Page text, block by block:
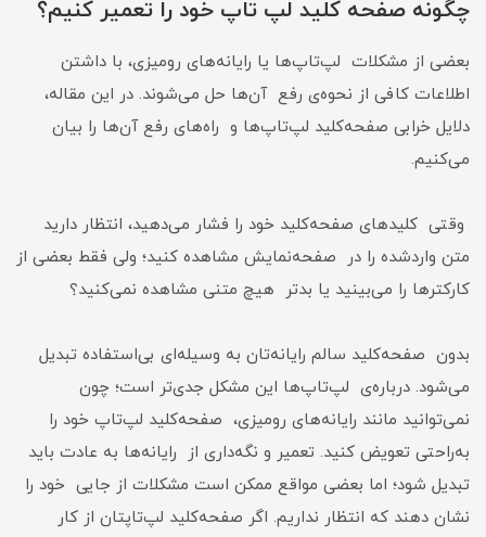
چگونه صفحه کلید لپ تاپ خود را تعمیر کنیم؟
بعضی از مشکلات لپ‌تاپ‌ها یا رایانه‌های رومیزی، با داشتن
اطلاعات کافی از نحوه‌ی رفع آن‌ها حل می‌شوند. در این مقاله،
دلایل خرابی صفحه‌کلید لپ‌تاپ‌‌ها و را‌ه‌های رفع آن‌ها را بیان
می‌کنیم.
وقتی کلید‌های صفحه‌کلید خود را فشار می‌دهید، انتظار دارید
متن واردشده را در صفحه‌نمایش مشاهده کنید؛ ولی فقط بعضی از
کارکتر‌ها را می‌بینید یا بدتر هیچ متنی مشاهده نمی‌کنید؟
بدون صفحه‌کلید سالم رایانه‌تان به وسیله‌ای بی‌استفاده تبدیل
می‌شود. درباره‌ی لپ‌تاپ‌ها این مشکل جدی‌تر است؛ چون
نمی‌توانید مانند رایانه‌های رومیزی، صفحه‌کلید لپ‌تاپ خود را
به‌راحتی تعویض کنید. تعمیر و نگه‌داری از رایانه‌ها به عادت باید
تبدیل شود؛ اما بعضی مواقع ممکن است مشکلات از جایی خود را
نشان دهند که انتظار نداریم. اگر صفحه‌کلید لپ‌تاپتان از کار